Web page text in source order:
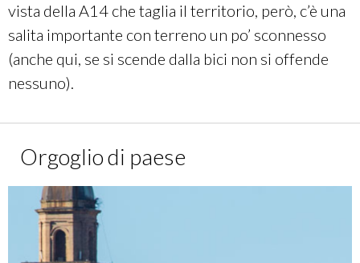
vista della A14 che taglia il territorio, però, c’è una
salita importante con terreno un po’ sconnesso
(anche qui, se si scende dalla bici non si offende
nessuno).
Orgoglio di paese